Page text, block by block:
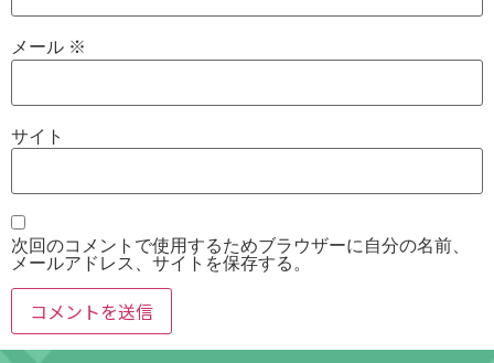
メール ※
サイト
次回のコメントで使用するためブラウザーに自分の名前、
メールアドレス、サイトを保存する。